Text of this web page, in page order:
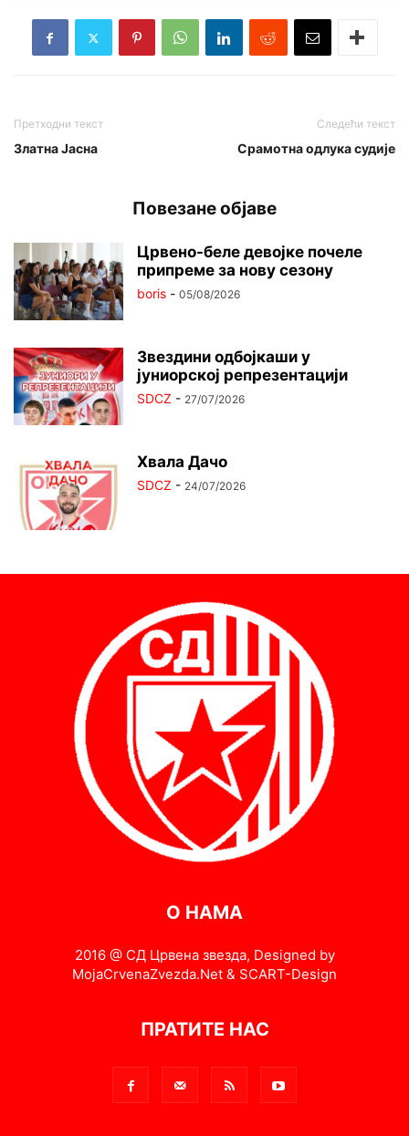
Претходни текст
Златна Јасна
Следећи текст
Срамотна одлука судије
Повезане објаве
Црвено-беле девојке почеле
припреме за нову сезону
boris - 05/08/2026
Звездини одбојкаши у
јуниорској репрезентацији
SDCZ - 27/07/2026
Хвала Дачо
SDCZ - 24/07/2026
О НАМА
2016 @ СД Црвена звезда, Designed by
MojaCrvenaZvezda.Net & SCART-Design
ПРАТИТЕ НАС